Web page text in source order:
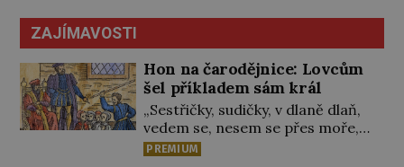
ZAJÍMAVOSTI
Hon na čarodějnice: Lovcům
šel příkladem sám král
„Sestřičky, sudičky, v dlaně dlaň,
vedem se, nesem se přes moře,
pláň, kouzlo teď točme kol a kol.“
PREMIUM